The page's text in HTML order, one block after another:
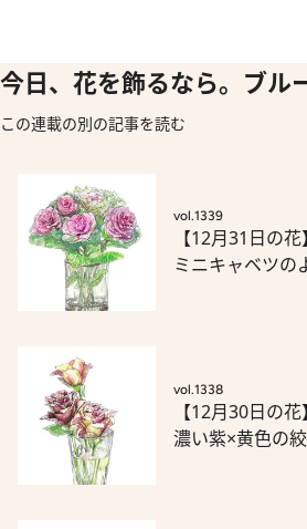
今日、花を飾るなら。ブル
この連載の別の記事を読む
vol.1339
【12月31日の
ミニキャベツの
vol.1338
【12月30日の
濃い紫×黄色の